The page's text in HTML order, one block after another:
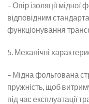
– Опір ізоляції
відповідним
функціонування
5. Механічні
– Мідна фольгована
пружність, щоб
під час експлуатації